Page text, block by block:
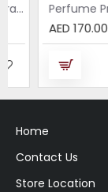
AED 170.00 AED
Home
Contact Us
Store Location